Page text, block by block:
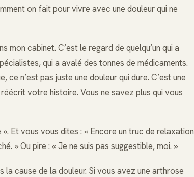
on fait pour vivre avec une douleur qui ne
mon cabinet. C’est le regard de quelqu’un qui a
qui a avalé des tonnes de médicaments.
n’est pas juste une douleur qui dure. C’est une
votre histoire. Vous ne savez plus qui vous
Et vous vous dites : « Encore un truc de relaxation
» Ou pire : « Je ne suis pas suggestible, moi. »
cause de la douleur. Si vous avez une arthrose